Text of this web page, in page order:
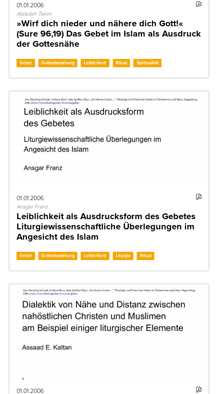
01.01.2006
Abdullah Takım
»Wirf dich nieder und nähere dich Gott!«
(Sure 96,19) Das Gebet im Islam als Ausdruck
der Gottesnähe
Gebet Gottesbeziehung Leiblichkeit Ritual Spiritualität
01.01.2006
Ansgar Franz
Leiblichkeit als Ausdrucksform des Gebetes
Liturgiewissenschaftliche Überlegungen im
Angesicht des Islam
Gebet Gottesbeziehung Leiblichkeit Liturgie Ritual
01.01.2006